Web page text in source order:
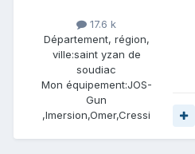
17.6 k
Département, région,
ville:saint yzan de
soudiac
Mon équipement:JOS-
Gun
,Imersion,Omer,Cressi